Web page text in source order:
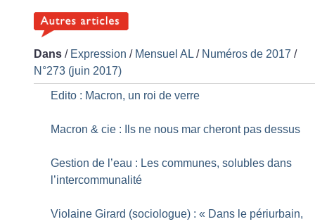
Dans / Expression / Mensuel AL/ Numéros de 2017 /
N°273 (juin 2017)
Edito : Macron, un roi de verre
Macron & cie : Ils ne nous mar cheront pas dessus
Gestion de l’eau : Les communes, solubles dans
l’intercommunalité
Violaine Girard (sociologue) : « Dans le périurbain,